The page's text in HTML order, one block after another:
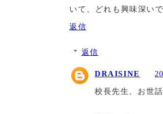
いて、どれも興味深い
返信
返信
DRAISINE
校長先生、お世